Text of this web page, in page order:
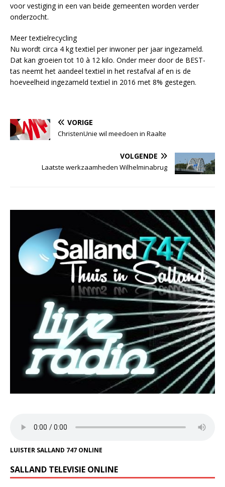
voor vestiging in een van beide gemeenten worden verder
onderzocht.
Meer textielrecycling
Nu wordt circa 4 kg textiel per inwoner per jaar ingezameld.
Dat kan groeien tot 10 à 12 kilo. Onder meer door de BEST-
tas neemt het aandeel textiel in het restafval af en is de
hoeveelheid ingezameld textiel in 2016 met 8% gestegen.
VORIGE
ChristenUnie wil meedoen in Raalte
VOLGENDE
Laatste werkzaamheden Wilhelminabrug
LUISTER SALLAND 747 ONLINE
SALLAND TELEVISIE ONLINE